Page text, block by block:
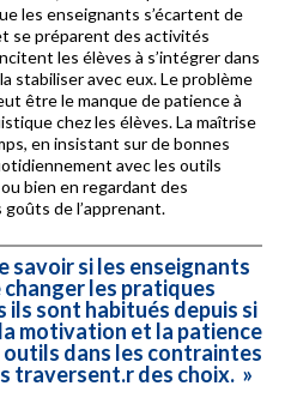
les enseignants s’écartent de
se préparent des activités
les élèves à s’intégrer dans
stabiliser avec eux. Le problème
être le manque de patience à
chez les élèves. La maîtrise
en insistant sur de bonnes
avec les outils
bien en regardant des
de l’apprenant.
savoir si les enseignants
les pratiques
sont habitués depuis si
motivation et la patience
dans les contraintes
traversent.r des choix. »